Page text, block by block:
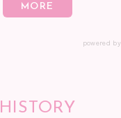
powered by
HISTORY